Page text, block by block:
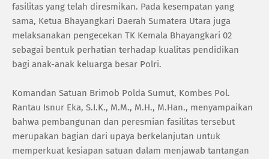
fasilitas yang telah diresmikan. Pada kesempatan yang
sama, Ketua Bhayangkari Daerah Sumatera Utara juga
melaksanakan pengecekan TK Kemala Bhayangkari 02
sebagai bentuk perhatian terhadap kualitas pendidikan
bagi anak-anak keluarga besar Polri.
‎Komandan Satuan Brimob Polda Sumut, Kombes Pol.
Rantau Isnur Eka, S.I.K., M.M., M.H., M.Han., menyampaikan
bahwa pembangunan dan peresmian fasilitas tersebut
merupakan bagian dari upaya berkelanjutan untuk
memperkuat kesiapan satuan dalam menjawab tantangan